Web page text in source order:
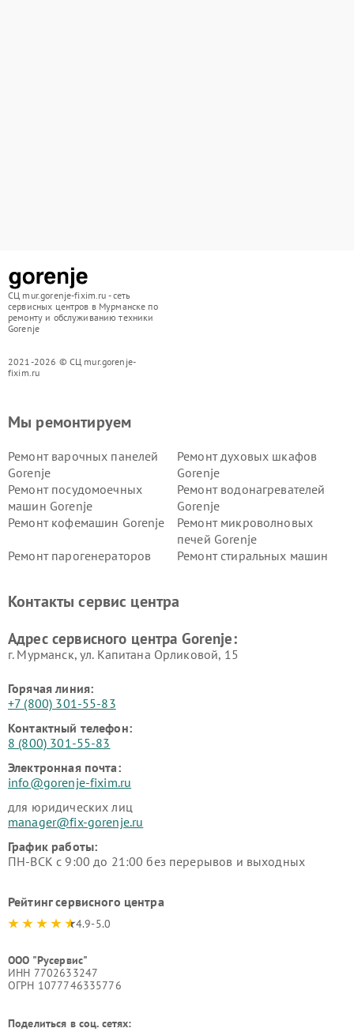
СЦ mur.gorenje-fixim.ru - сеть
сервисных центров в Мурманске по
ремонту и обслуживанию техники
Gorenje
2021-2026 © СЦ mur.gorenje-
fixim.ru
Мы ремонтируем
Ремонт варочных панелей
Gorenje
Ремонт духовых шкафов
Gorenje
Ремонт посудомоечных
машин Gorenje
Ремонт водонагревателей
Gorenje
Ремонт кофемашин Gorenje
Ремонт микроволновых
печей Gorenje
Ремонт парогенераторов
Ремонт стиральных машин
Контакты сервис центра
Адрес сервисного центра Gorenje:
г. Мурманск, ул. Капитана Орликовой, 15
Горячая линия:
+7 (800) 301-55-83
Контактный телефон:
8 (800) 301-55-83
Электронная почта:
info@gorenje-fixim.ru
для юридических лиц
manager@fix-gorenje.ru
График работы:
ПН-ВСК с 9:00 до 21:00 без перерывов и выходных
Рейтинг сервисного центра
4.9-5.0
ООО "Русервис"
ИНН 7702633247
ОГРН 1077746335776
Поделиться в соц. сетях: